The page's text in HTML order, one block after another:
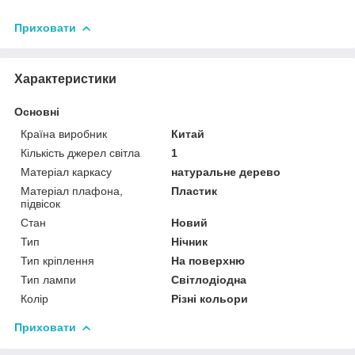
Приховати
Характеристики
Основні
Країна виробник
Китай
Кількість джерел світла
1
Матеріал каркасу
натуральне дерево
Матеріал плафона,
підвісок
Пластик
Стан
Новий
Тип
Нічник
Тип кріплення
На поверхню
Тип лампи
Світлодіодна
Колір
Різні кольори
Приховати